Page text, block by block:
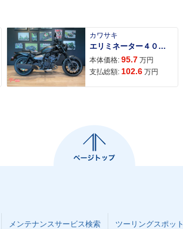
カワサキ
エリミネーター４００ＳＥ
本体価格: 95.7 万円
支払総額: 102.6 万円
メンテナンスサービス検索 ツーリングスポット